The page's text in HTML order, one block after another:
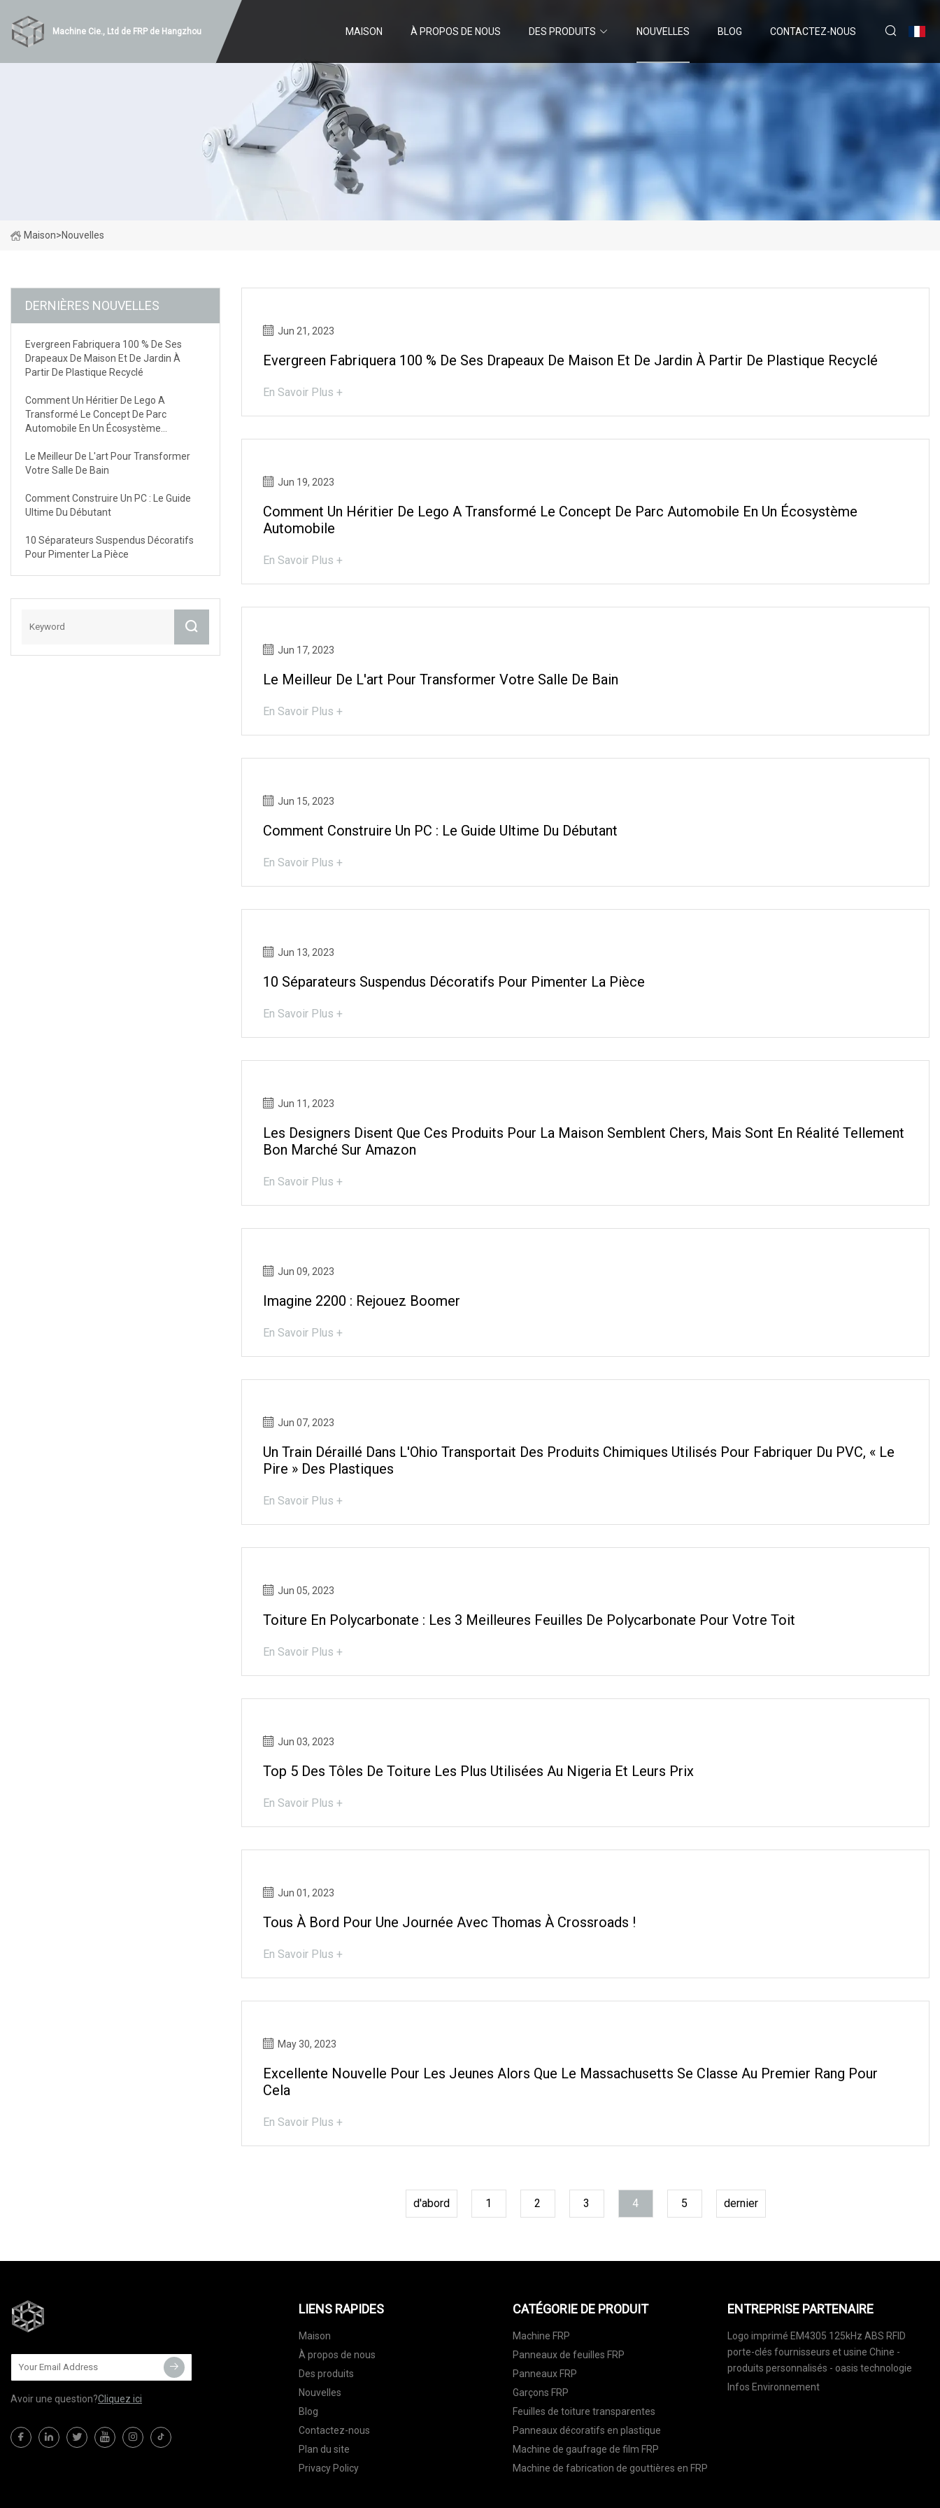
Machine Cie., Ltd de FRP de Hangzhou MAISON À PROPOS DE NOUS DES PRODUITS NOUVELLES BLOG CONTACTEZ-NOUS
Maison>Nouvelles
DERNIÈRES NOUVELLES
Evergreen Fabriquera 100 % De Ses
Drapeaux De Maison Et De Jardin À
Partir De Plastique Recyclé
Comment Un Héritier De Lego A
Transformé Le Concept De Parc
Automobile En Un Écosystème
Le Meilleur De L'art Pour Transformer
Votre Salle De Bain
Comment Construire Un PC : Le Guide
Ultime Du Débutant
10 Séparateurs Suspendus Décoratifs
Pour Pimenter La Pièce
Jun 21, 2023
Evergreen Fabriquera 100 % De Ses Drapeaux De Maison Et De Jardin À Partir De Plastique Recyclé
En Savoir Plus +
Jun 19, 2023
Comment Un Héritier De Lego A Transformé Le Concept De Parc Automobile En Un Écosystème
Automobile
En Savoir Plus +
Jun 17, 2023
Le Meilleur De L'art Pour Transformer Votre Salle De Bain
En Savoir Plus +
Jun 15, 2023
Comment Construire Un PC : Le Guide Ultime Du Débutant
En Savoir Plus +
Jun 13, 2023
10 Séparateurs Suspendus Décoratifs Pour Pimenter La Pièce
En Savoir Plus +
Jun 11, 2023
Les Designers Disent Que Ces Produits Pour La Maison Semblent Chers, Mais Sont En Réalité Tellement
Bon Marché Sur Amazon
En Savoir Plus +
Jun 09, 2023
Imagine 2200 : Rejouez Boomer
En Savoir Plus +
Jun 07, 2023
Un Train Déraillé Dans L'Ohio Transportait Des Produits Chimiques Utilisés Pour Fabriquer Du PVC, « Le
Pire » Des Plastiques
En Savoir Plus +
Jun 05, 2023
Toiture En Polycarbonate : Les 3 Meilleures Feuilles De Polycarbonate Pour Votre Toit
En Savoir Plus +
Jun 03, 2023
Top 5 Des Tôles De Toiture Les Plus Utilisées Au Nigeria Et Leurs Prix
En Savoir Plus +
Jun 01, 2023
Tous À Bord Pour Une Journée Avec Thomas À Crossroads !
En Savoir Plus +
May 30, 2023
Excellente Nouvelle Pour Les Jeunes Alors Que Le Massachusetts Se Classe Au Premier Rang Pour
Cela
En Savoir Plus +
d'abord 1 2 3 4 5 dernier
Avoir une question?Cliquez ici
LIENS RAPIDES
Maison
À propos de nous
Des produits
Nouvelles
Blog
Contactez-nous
Plan du site
Privacy Policy
CATÉGORIE DE PRODUIT
Machine FRP
Panneaux de feuilles FRP
Panneaux FRP
Garçons FRP
Feuilles de toiture transparentes
Panneaux décoratifs en plastique
Machine de gaufrage de film FRP
Machine de fabrication de gouttières en FRP
ENTREPRISE PARTENAIRE
Logo imprimé EM4305 125kHz ABS RFID
porte-clés fournisseurs et usine Chine -
produits personnalisés - oasis technologie
Infos Environnement